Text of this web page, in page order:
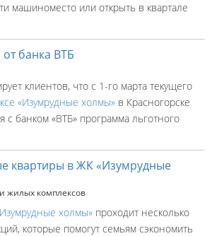
машиноместо или открыть в квартале
банка ВТБ
клиентов, что с 1-го марта текущего
«Изумрудные холмы» в Красногорске
с банком «ВТБ» программа льготного
квартиры в ЖК «Изумрудные
жилых комплексов
холмы» проходит несколько
которые помогут семьям сэкономить